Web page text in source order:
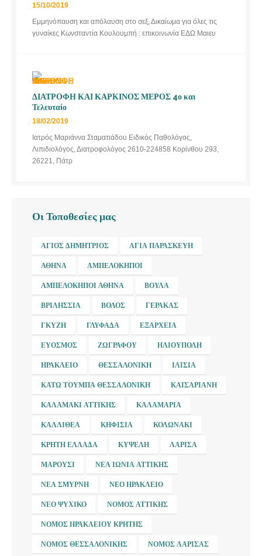
15/10/2019
Εμμηνόπαυση και απόλαυση στο σεξ, Δικαίωμα για όλες τις
γυναίκες Κωνσταντία Κουλουμπή : επικοινωνία ΕΔΩ Μαιευ
ΔΙΑΤΡΟΦΗ ΚΑΙ ΚΑΡΚΙΝΟΣ ΜΕΡΟΣ 4ο και
Τελευταίο
18/02/2019
Ιατρός Μαριάννα Σταματιάδου Ειδικός Παθολόγος,
Λιπιδιολόγος, Διατροφολόγος 2610-224858 Κορίνθου 293,
26221, Πάτρ
Οι Τοποθεσίες μας
ΆΓΙΟΣ ΔΗΜΉΤΡΙΟΣ ΑΓΊΑ ΠΑΡΑΣΚΕΥΉ
ΑΘΉΝΑ ΑΜΠΕΛΌΚΗΠΟΙ
ΑΜΠΕΛΌΚΗΠΟΙ ΑΘΉΝΑ ΒΟΎΛΑ
ΒΡΙΛΉΣΣΙΑ ΒΌΛΟΣ ΓΈΡΑΚΑΣ
ΓΚΎΖΗ ΓΛΥΦΆΔΑ ΕΞΆΡΧΕΙΑ
ΕΎΟΣΜΟΣ ΖΩΓΡΆΦΟΥ ΗΛΙΟΎΠΟΛΗ
ΗΡΆΚΛΕΙΟ ΘΕΣΣΑΛΟΝΊΚΗ ΙΛΊΣΙΑ
ΚΆΤΩ ΤΟΎΜΠΑ ΘΕΣΣΑΛΟΝΊΚΗ ΚΑΙΣΑΡΙΑΝΉ
ΚΑΛΑΜΆΚΙ ΑΤΤΙΚΉΣ ΚΑΛΑΜΑΡΙΆ
ΚΑΛΛΙΘΈΑ ΚΗΦΙΣΙΆ ΚΟΛΩΝΆΚΙ
ΚΡΉΤΗ ΕΛΛΆΔΑ ΚΥΨΈΛΗ ΛΆΡΙΣΑ
ΜΑΡΟΎΣΙ ΝΈΑ ΙΩΝΊΑ ΑΤΤΙΚΉΣ
ΝΈΑ ΣΜΎΡΝΗ ΝΈΟ ΗΡΆΚΛΕΙΟ
ΝΈΟ ΨΥΧΙΚΌ ΝΟΜΌΣ ΑΤΤΙΚΉΣ
ΝΟΜΌΣ ΗΡΑΚΛΕΊΟΥ ΚΡΉΤΗΣ
ΝΟΜΌΣ ΘΕΣΣΑΛΟΝΊΚΗΣ ΝΟΜΌΣ ΛΆΡΙΣΑΣ